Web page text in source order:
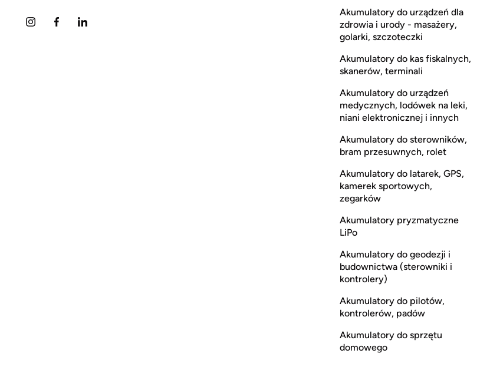
Akumulatory do urządzeń dla
zdrowia i urody - masażery,
golarki, szczoteczki
Akumulatory do kas fiskalnych,
skanerów, terminali
Akumulatory do urządzeń
medycznych, lodówek na leki,
niani elektronicznej i innych
Akumulatory do sterowników,
bram przesuwnych, rolet
Akumulatory do latarek, GPS,
kamerek sportowych,
zegarków
Akumulatory pryzmatyczne
LiPo
Akumulatory do geodezji i
budownictwa (sterowniki i
kontrolery)
Akumulatory do pilotów,
kontrolerów, padów
Akumulatory do sprzętu
domowego